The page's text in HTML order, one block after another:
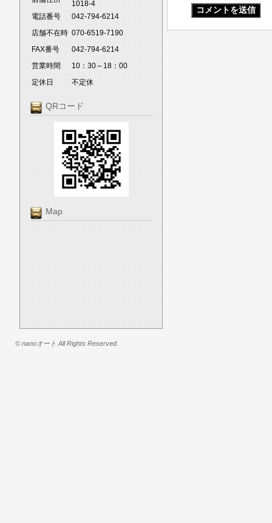
1018-4
電話番号
042-794-6214
店舗不在時 070-6519-7190
FAX番号
042-794-6214
営業時間
10：30～18：00
定休日
不定休
QRコード
Map
© nanoオート All Rights Reserved.